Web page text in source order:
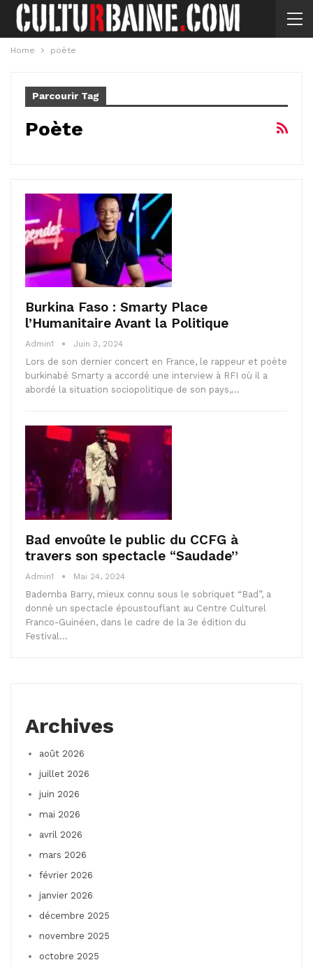
Home poète
Parcourir Tag
Poète
Burkina Faso : Smarty Place
l’Humanitaire Avant la Politique
Admin1 Juin 3, 2024
Lors de son dernier concert en France, le rappeur et poète
burkinabé Smarty a accordé une interview à RFI où il a
abordé la situation sociopolitique de son pays,…
Bad envoûte le public du CCFG à
travers son spectacle “Saudade”
Admin1 Mai 24, 2024
Bademba Barry, mieux connu sous le sobriquet “Bad”, a
donné un spectacle époustouflant au Centre Culturel
Franco-Guinéen, dans le cadre de la 3e édition du
Festival…
Archives
août 2026
juillet 2026
juin 2026
mai 2026
avril 2026
mars 2026
février 2026
janvier 2026
décembre 2025
novembre 2025
octobre 2025